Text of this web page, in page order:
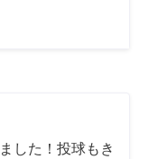
した！投球もき